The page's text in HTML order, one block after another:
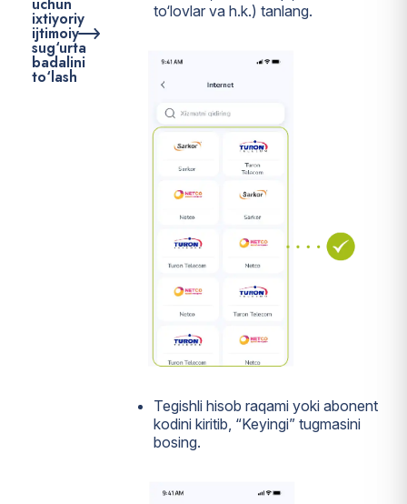
ixtiyoriy
ijtimoiy
sug‘urta
badalini
to‘lash
to‘lovlar va h.k.) tanlang.
Tegishli hisob raqami yoki abonent
kodini kiritib, “Keyingi” tugmasini
bosing.